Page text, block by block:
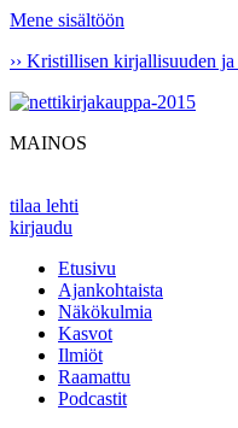
Mene sisältöön
›› Kristillisen kirjallisuuden
MAINOS
tilaa lehti
kirjaudu
Etusivu
Ajankohtaista
Näkökulmia
Kasvot
Ilmiöt
Raamattu
Podcastit